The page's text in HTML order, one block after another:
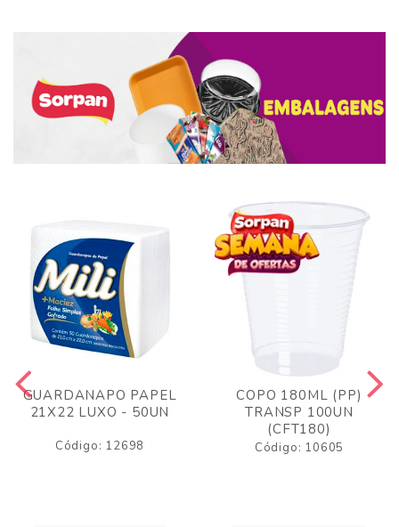
GUARDANAPO PAPEL
21X22 LUXO - 50UN
Código: 12698
COPO 180ML (PP)
TRANSP 100UN
(CFT180)
Código: 10605